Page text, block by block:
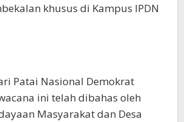
khusus di Kampus IPDN
Patai Nasional Demokrat
ini telah dibahas oleh
Masyarakat dan Desa